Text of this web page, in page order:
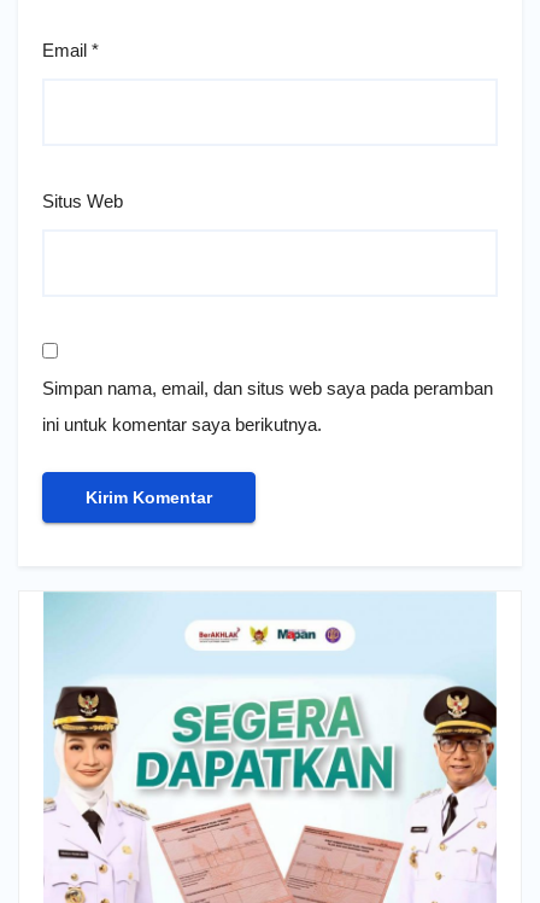
Email *
Situs Web
Simpan nama, email, dan situs web saya pada peramban
ini untuk komentar saya berikutnya.